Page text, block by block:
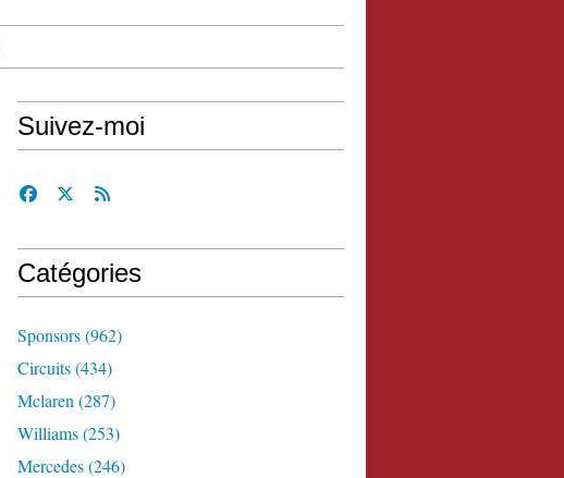
Suivez-moi
Catégories
Sponsors(962)
Circuits(434)
Mclaren (287)
Williams(253)
Mercedes(246)